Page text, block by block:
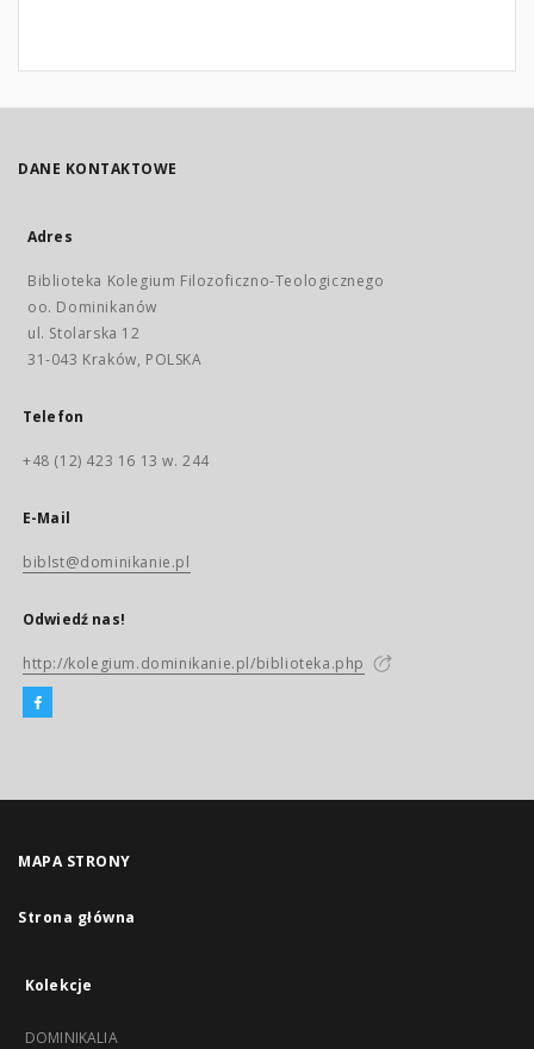
DANE KONTAKTOWE
Adres
Biblioteka Kolegium Filozoficzno-Teologicznego
oo. Dominikanów
ul. Stolarska 12
31-043 Kraków, POLSKA
Telefon
+48 (12) 423 16 13 w. 244
E-Mail
biblst@dominikanie.pl
Odwiedź nas!
http://kolegium.dominikanie.pl/biblioteka.php
MAPA STRONY
Strona główna
Kolekcje
DOMINIKALIA